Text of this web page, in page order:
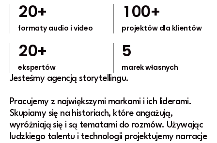
Jesteśmy agencją storytellingu.
Pracujemy z największymi markami i ich liderami.
Skupiamy się na historiach, które angażują,
wyróżniają się i są tematami do rozmów. Używając
ludzkiego talentu i technologii projektujemy narracje
2
1
3
5
2
0+
formaty audio i video
1
8
6
4
1
00
1
0
+
projektów dla klientów
2
1
3
5
2
2
1
0+
ekspertów
5
1
3
5
5
marek własnych